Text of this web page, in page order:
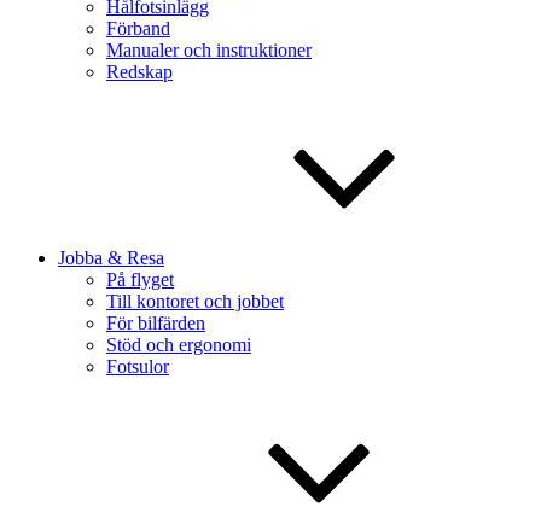
Hålfotsinlägg
Förband
Manualer och instruktioner
Redskap
Jobba & Resa
På flyget
Till kontoret och jobbet
För bilfärden
Stöd och ergonomi
Fotsulor